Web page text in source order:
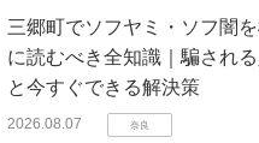
三郷町でソフヤミ・ソフ闇
に読むべき全知識｜騙され
と今すぐできる解決策
2026.08.07 奈良